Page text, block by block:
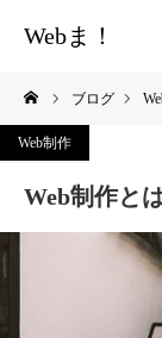
Webま！
ブログ
Web制作
Web制作と